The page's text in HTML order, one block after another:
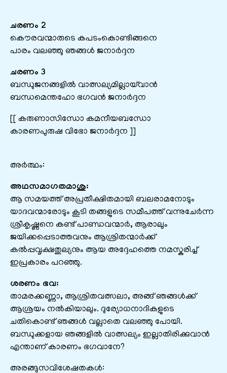
ചരണം 2
കൌരവന്മാരുടെ കപടംകൊണ്ടിങ്ങനെ
പാരം വലഞ്ഞു ഞങ്ങള്‍ ജനാര്‍ദ്ദന
ചരണം 3
ബന്ധുജനങ്ങളില്‍ വാത്സല്യമില്ലായ്‌വാന്‍
ബന്ധമെന്തഹോ ഭഗവന്‍ ജനാര്‍ദ്ദന
[[ കരുണാസിന്ധോ കമനീയബന്ധോ
കാരണപുരുഷ വിഭോ ജനാർദ്ദന ]]
അർത്ഥം:
അഥസമാഗതമാശു:
ആ സമയത്ത് അപ്രതീക്ഷിതമായി ബലരാമനോടും
യാദവന്മാരോടും കൂടി തങ്ങളുടെ സമീപത്ത് വന്നുചേർന്ന
ശ്രീകൃഷ്ണനെ കണ്ട് പാണ്ഡവന്മാർ, ആരാലും
ജയിക്കപ്പെടാത്തവനും ആശ്രിതന്മാർക്ക്
കൽപ്പവൃക്ഷതുല്യനും ആയ അദ്ദേഹത്തെ നമസ്കരിച്ച്
ഇപ്രകാരം പറഞ്ഞു.
ശരണം ഭവ:
താമരക്കണ്ണാ, ആശ്രിതവത്സലാ, അങ്ങ് ഞങ്ങൾക്ക്
ആശ്രയം നൽകിയാലും. ദുര്യോധനാദികളുടെ
ചതികൊണ്ട് ഞങ്ങൾ വല്ലാതെ വലഞ്ഞു പോയി.
ബന്ധുക്കളായ ഞങ്ങളിൽ വാത്സല്യം ഇല്ലാതിരിക്കുവാൻ
എന്താണ് കാരണം ഭഗവാനേ?
അരങ്ങുസവിശേഷതകൾ: